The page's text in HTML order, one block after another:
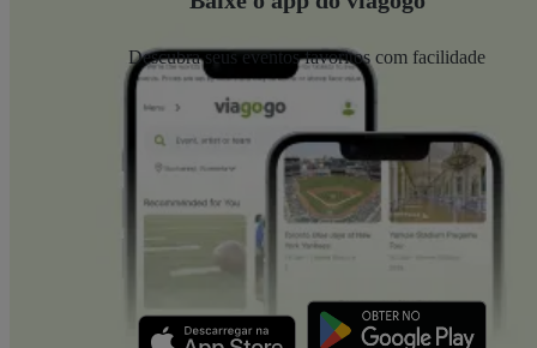
Descubra seus eventos favoritos com facilidade